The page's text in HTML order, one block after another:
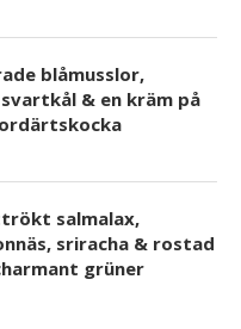
blåmusslor,
& en kräm på
salmalax,
sriracha & rostad
grüner